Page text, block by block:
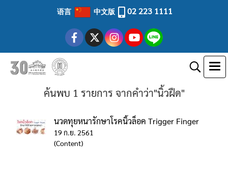
语言 中文版 02 223 1111
ค้นพบ 1 รายการ จากคำว่า"นิ้วฝืด"
นวดทุยหนารักษาโรคนิ้วล็อค Trigger Finger
19 ก.ย. 2561
(Content)